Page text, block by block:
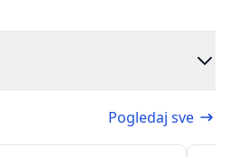
Pogledaj sve